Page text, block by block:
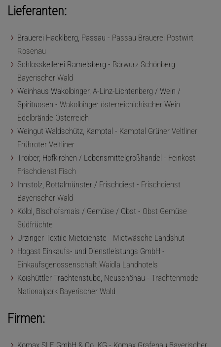
Lieferanten:
Brauerei Hacklberg, Passau - Passau Brauerei Postwirt
Rosenau
Schlosskellerei Ramelsberg - Bärwurz Schönberg
Bayerischer Wald
Weinhaus Wakolbinger, A-Linz-Lichtenberg / Wein /
Spirituosen - Wakolbinger österreichichischer Wein
Edelbrände Österreich
Weingut Waldschütz, Kamptal - Kamptal Grüner Veltliner
Frühroter Veltliner
Troiber, Hofkirchen / Lebensmittelgroßhandel - Feinkost
Frischdienst Fisch
Innstolz, Rottalmünster / Frischdiest - Frischdienst
Bayerischer Wald
Kölbl, Bischofsmais / Gemüse / Obst - Obst Gemüse
Südfrüchte
Urzinger Textile Mietdienste - Mietwäsche Landshut
Hogast Einkaufs- und Dienstleistungs GmbH -
Einkaufsgenossenschaft Waidla Landhotels
Koishüttler Trachtenstube, Neuschönau - Trachtenmode
Nationalpark Bayerischer Wald
Firmen: